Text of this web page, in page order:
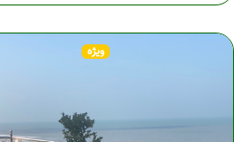
ویژه